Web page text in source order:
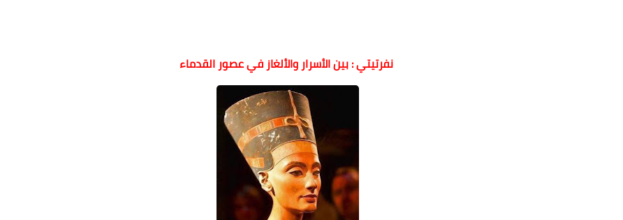
نفرتيتي : بين الأسرار والألغاز في عصور القدماء